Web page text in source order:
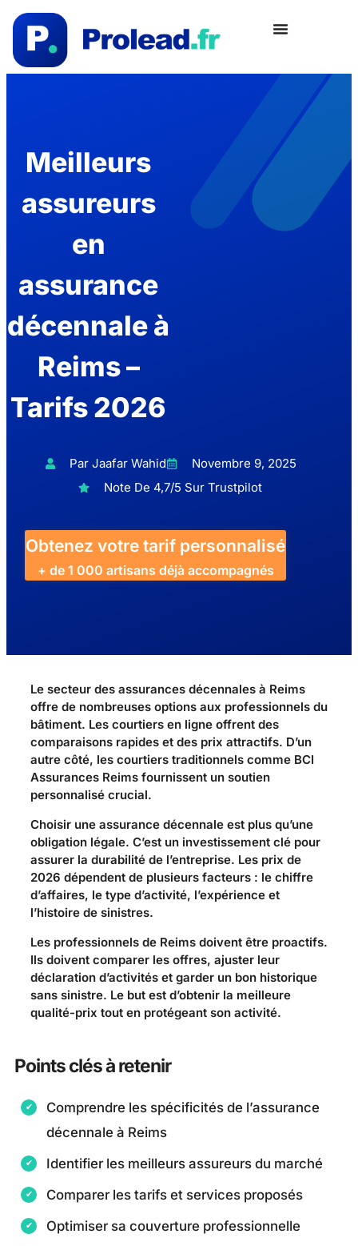
Meilleurs
assureurs
en
assurance
décennale à
Reims –
Tarifs 2026
Par Jaafar Wahid
Novembre 9, 2025
Note De 4,7/5 Sur Trustpilot
Obtenez votre tarif personnalisé
+ de 1 000 artisans déjà accompagnés
Le secteur des assurances décennales à Reims
offre de nombreuses options aux professionnels du
bâtiment. Les courtiers en ligne offrent des
comparaisons rapides et des prix attractifs. D’un
autre côté, les courtiers traditionnels comme BCI
Assurances Reims fournissent un soutien
personnalisé crucial.
Choisir une assurance décennale est plus qu’une
obligation légale. C’est un investissement clé pour
assurer la durabilité de l’entreprise. Les prix de
2026 dépendent de plusieurs facteurs : le chiffre
d’affaires, le type d’activité, l’expérience et
l’histoire de sinistres.
Les professionnels de Reims doivent être proactifs.
Ils doivent comparer les offres, ajuster leur
déclaration d’activités et garder un bon historique
sans sinistre. Le but est d’obtenir la meilleure
qualité-prix tout en protégeant son activité.
Points clés à retenir
Comprendre les spécificités de l’assurance
décennale à Reims
Identifier les meilleurs assureurs du marché
Comparer les tarifs et services proposés
Optimiser sa couverture professionnelle